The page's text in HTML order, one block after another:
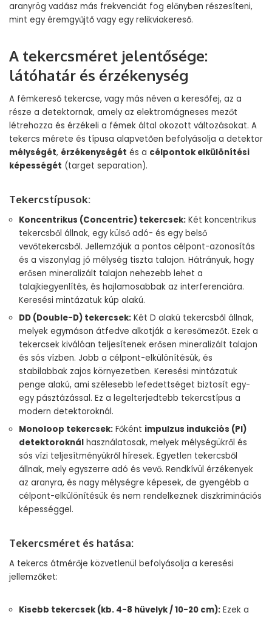
aranyrög vadász más frekvenciát fog előnyben részesíteni,
mint egy éremgyűjtő vagy egy relikviakereső.
A tekercsméret jelentősége:
látóhatár és érzékenység
A fémkereső tekercse, vagy más néven a keresőfej, az a
része a detektornak, amely az elektromágneses mezőt
létrehozza és érzékeli a fémek által okozott változásokat. A
tekercs mérete és típusa alapvetően befolyásolja a detektor
mélységét, érzékenységét és a célpontok elkülönítési
képességét (target separation).
Tekercstípusok:
Koncentrikus (Concentric) tekercsek: Két koncentrikus
tekercsből állnak, egy külső adó- és egy belső
vevőtekercsből. Jellemzőjük a pontos célpont-azonosítás
és a viszonylag jó mélység tiszta talajon. Hátrányuk, hogy
erősen mineralizált talajon nehezebb lehet a
talajkiegyenlítés, és hajlamosabbak az interferenciára.
Keresési mintázatuk kúp alakú.
DD (Double-D) tekercsek: Két D alakú tekercsből állnak,
melyek egymáson átfedve alkotják a keresőmezőt. Ezek a
tekercsek kiválóan teljesítenek erősen mineralizált talajon
és sós vízben. Jobb a célpont-elkülönítésük, és
stabilabbak zajos környezetben. Keresési mintázatuk
penge alakú, ami szélesebb lefedettséget biztosít egy-
egy pásztázással. Ez a legelterjedtebb tekercstípus a
modern detektoroknál.
Monoloop tekercsek: Főként impulzus indukciós (PI)
detektoroknál használatosak, melyek mélységükről és
sós vízi teljesítményükről híresek. Egyetlen tekercsből
állnak, mely egyszerre adó és vevő. Rendkívül érzékenyek
az aranyra, és nagy mélységre képesek, de gyengébb a
célpont-elkülönítésük és nem rendelkeznek diszkriminációs
képességgel.
Tekercsméret és hatása:
A tekercs átmérője közvetlenül befolyásolja a keresési
jellemzőket:
Kisebb tekercsek (kb. 4-8 hüvelyk / 10-20 cm): Ezek a